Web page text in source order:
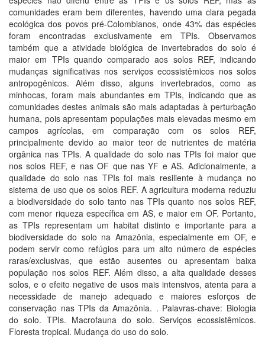
comunidades eram bem diferentes, havendo uma clara pegada
ecológica dos povos pré-Colombianos, onde 43% das espécies
foram encontradas exclusivamente em TPIs. Observamos
também que a atividade biológica de invertebrados do solo é
maior em TPIs quando comparado aos solos REF, indicando
mudanças significativas nos serviços ecossistêmicos nos solos
antropogênicos. Além disso, alguns invertebrados, como as
minhocas, foram mais abundantes em TPIs, indicando que as
comunidades destes animais são mais adaptadas à perturbação
humana, pois apresentam populações mais elevadas mesmo em
campos agrícolas, em comparação com os solos REF,
principalmente devido ao maior teor de nutrientes de matéria
orgânica nas TPIs. A qualidade do solo nas TPIs foi maior que
nos solos REF, e nas OF que nas YF e AS. Adicionalmente, a
qualidade do solo nas TPIs foi mais resiliente à mudança no
sistema de uso que os solos REF. A agricultura moderna reduziu
a biodiversidade do solo tanto nas TPIs quanto nos solos REF,
com menor riqueza específica em AS, e maior em OF. Portanto,
as TPIs representam um habitat distinto e importante para a
biodiversidade do solo na Amazônia, especialmente em OF, e
podem servir como refúgios para um alto número de espécies
raras/exclusivas, que estão ausentes ou apresentam baixa
população nos solos REF. Além disso, a alta qualidade desses
solos, e o efeito negative de usos mais intensivos, atenta para a
necessidade de manejo adequado e maiores esforços de
conservação nas TPIs da Amazônia. . Palavras-chave: Biologia
do solo. TPIs. Macrofauna do solo. Serviços ecossistêmicos.
Floresta tropical. Mudança do uso do solo.